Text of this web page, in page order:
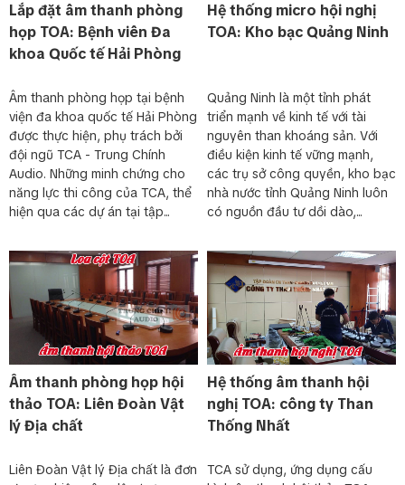
Lắp đặt âm thanh phòng
họp TOA: Bệnh viên Đa
khoa Quốc tế Hải Phòng
Âm thanh phòng họp tại bệnh
viện đa khoa quốc tế Hải Phòng
được thực hiện, phụ trách bởi
đội ngũ TCA - Trung Chính
Audio. Những minh chứng cho
năng lực thi công của TCA, thể
hiện qua các dự án tại tập...
Hệ thống micro hội nghị
TOA: Kho bạc Quảng Ninh
Quảng Ninh là một tỉnh phát
triển mạnh về kinh tế với tài
nguyên than khoáng sản. Với
điều kiện kinh tế vững mạnh,
các trụ sở công quyền, kho bạc
nhà nước tỉnh Quảng Ninh luôn
có nguồn đầu tư dồi dào,...
Âm thanh phòng họp hội
thảo TOA: Liên Đoàn Vật
lý Địa chất
Liên Đoàn Vật lý Địa chất là đơn
Hệ thống âm thanh hội
nghị TOA: công ty Than
Thống Nhất
TCA sử dụng, ứng dụng cấu